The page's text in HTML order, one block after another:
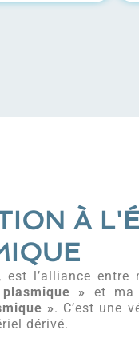
À
est l’alliance entre
»
et ma
». C’est une
dérivé.